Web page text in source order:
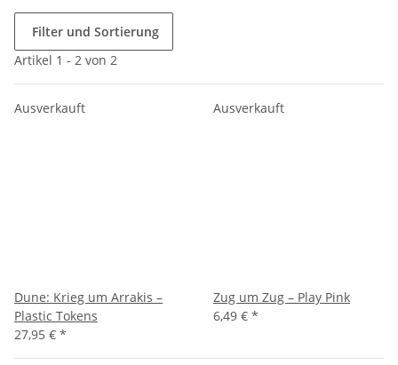
Filter und Sortierung
Artikel 1 - 2 von 2
Ausverkauft
Dune: Krieg um Arrakis –
Plastic Tokens
27,95 € *
Ausverkauft
Zug um Zug – Play Pink
6,49 € *